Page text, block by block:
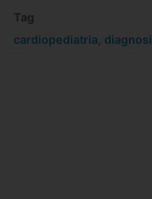
Tag
cardiopediatria diagnosi